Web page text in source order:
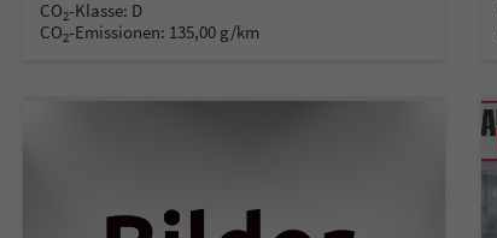
CO2-Klasse: D
CO2-Emissionen: 135,00 g/km